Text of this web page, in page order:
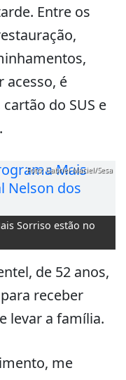
Entre os
acesso, é
do SUS e
Sorriso estão no
Foto: Gabriel Maciel/Sesa
de 52 anos,
receber
levar a família.
me